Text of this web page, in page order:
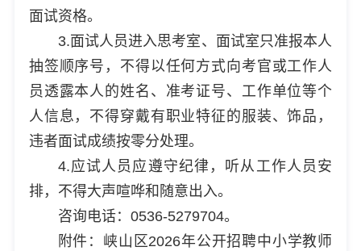
面试资格。
3.面试人员进入思考室、面试室只准报本人
抽签顺序号，不得以任何方式向考官或工作人
员透露本人的姓名、准考证号、工作单位等个
人信息，不得穿戴有职业特征的服装、饰品，
违者面试成绩按零分处理。
4.应试人员应遵守纪律，听从工作人员安
排，不得大声喧哗和随意出入。
咨询电话：0536-5279704。
附件：峡山区2026年公开招聘中小学教师